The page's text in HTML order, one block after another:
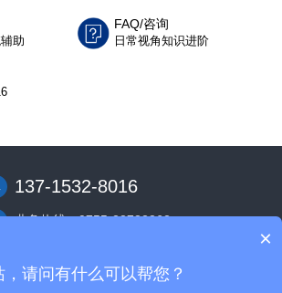
助
FAQ/咨询
日常视角知识进阶
137-1532-8016
业务热线：0755-23732362
层22C室
×
请问有什么可以帮您？